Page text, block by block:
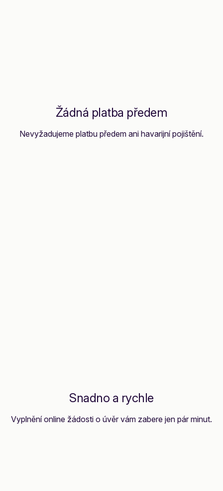
Žádná platba předem
Nevyžadujeme platbu předem ani havarijní pojištění.
Snadno a rychle
Vyplnění online žádosti o úvěr vám zabere jen pár minut.